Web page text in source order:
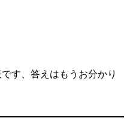
す、答えはもうお分かり